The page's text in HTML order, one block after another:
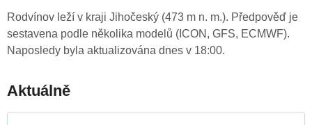
Rodvínov leží v kraji Jihočeský (473 m n. m.). Předpověď je
sestavena podle několika modelů (ICON, GFS, ECMWF).
Naposledy byla aktualizována dnes v 18:00.
Aktuálně